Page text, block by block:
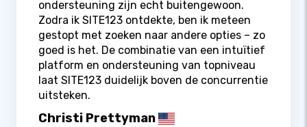
ondersteuning zijn echt buitengewoon.
Zodra ik SITE123 ontdekte, ben ik meteen
gestopt met zoeken naar andere opties – zo
goed is het. De combinatie van een intuïtief
platform en ondersteuning van topniveau
laat SITE123 duidelijk boven de concurrentie
uitsteken.
Christi Prettyman